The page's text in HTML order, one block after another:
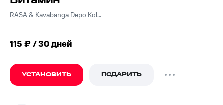
RASA & Kavabanga Depo Kolibri
115 ₽ / 30 дней
УСТАНОВИТЬ ПОДАРИТЬ